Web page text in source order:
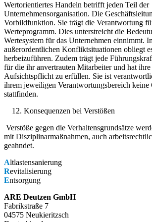
Wertorientiertes Handeln betrifft jeden Teil der
Unternehmensorganisation. Die
Vorbildfunktion. Sie trägt die Verantwortung
Werteprogramm. Dies unterstreicht die
Wertesystem für das Unternehmen einnimmt.
außerordentlichen Konfliktsituationen obliegt
herbeizuführen. Zudem trägt jede
für die ihr anvertrauten Mitarbeiter und hat
Aufsichtspflicht zu erfüllen. Sie ist
ihrem jeweiligen Verantwortungsbereich keine
stattfinden.
Konsequenzen bei Verstößen
Verstöße gegen die Verhaltensgrundsätze
mit Disziplinarmaßnahmen, auch
geahndet.
Altlastensanierung
Revitalisierung
Entsorgung
ARE Deutzen GmbH
Fabrikstraße 7
04575 Neukieritzsch